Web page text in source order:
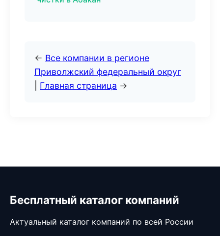
← Все компании в регионе
Приволжский федеральный округ
Главная страница →
Бесплатный каталог компаний
Актуальный каталог компаний по всей России